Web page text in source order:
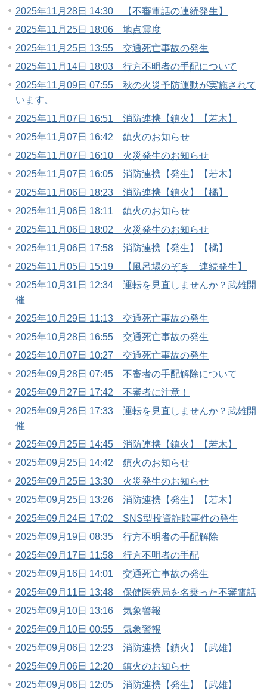
2025年11月28日 14:30 【不審電話の連続発生】
2025年11月25日 18:06 地点震度
2025年11月25日 13:55 交通死亡事故の発生
2025年11月14日 18:03 行方不明者の手配について
2025年11月09日 07:55 秋の火災予防運動が実施されて
います。
2025年11月07日 16:51 消防連携【鎮火】【若木】
2025年11月07日 16:42 鎮火のお知らせ
2025年11月07日 16:10 火災発生のお知らせ
2025年11月07日 16:05 消防連携【発生】【若木】
2025年11月06日 18:23 消防連携【鎮火】【橘】
2025年11月06日 18:11 鎮火のお知らせ
2025年11月06日 18:02 火災発生のお知らせ
2025年11月06日 17:58 消防連携【発生】【橘】
2025年11月05日 15:19 【風呂場のぞき 連続発生】
2025年10月31日 12:34 運転を見直しませんか？武雄開
催
2025年10月29日 11:13 交通死亡事故の発生
2025年10月28日 16:55 交通死亡事故の発生
2025年10月07日 10:27 交通死亡事故の発生
2025年09月28日 07:45 不審者の手配解除について
2025年09月27日 17:42 不審者に注意！
2025年09月26日 17:33 運転を見直しませんか？武雄開
催
2025年09月25日 14:45 消防連携【鎮火】【若木】
2025年09月25日 14:42 鎮火のお知らせ
2025年09月25日 13:30 火災発生のお知らせ
2025年09月25日 13:26 消防連携【発生】【若木】
2025年09月24日 17:02 SNS型投資詐欺事件の発生
2025年09月19日 08:35 行方不明者の手配解除
2025年09月17日 11:58 行方不明者の手配
2025年09月16日 14:01 交通死亡事故の発生
2025年09月11日 13:48 保健医療局を名乗った不審電話
2025年09月10日 13:16 気象警報
2025年09月10日 00:55 気象警報
2025年09月06日 12:23 消防連携【鎮火】【武雄】
2025年09月06日 12:20 鎮火のお知らせ
2025年09月06日 12:05 消防連携【発生】【武雄】